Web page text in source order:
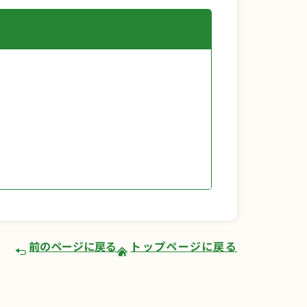
前のページに戻る トップページに戻る